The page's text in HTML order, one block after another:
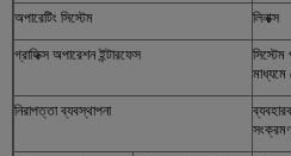
অপারেটিং সিস্টেম লিনাক্স
গ্রাফিক্স অপারেশন ইন্টারফেস
সিস্টেম
মাধ্যমে
নিরাপত্তা ব্যবস্থাপনা